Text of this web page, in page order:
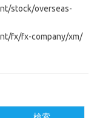
stock/overseas-
fx/fx-company/xm/